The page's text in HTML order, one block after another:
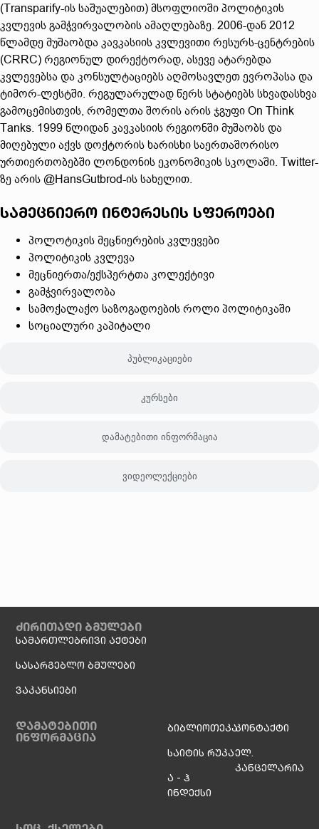
პუბლიკაციები
კურსები
დამატებითი ინფორმაცია
ვიდეოლექციები
(Transparify-ის საშუალებით) მსოფლიოში პოლიტიკის
კვლევის გამჭვირვალობის ამაღლებაზე. 2006-დან 2012
წლამდე მუშაობდა კავკასიის კვლევითი რესურს-ცენტრების
(CRRC) რეგიონულ დირექტორად, ასევე ატარებდა
კვლევებსა და კონსულტაციებს აღმოსავლეთ ევროპასა და
ტიმორ-ლესტში. რეგულარულად წერს სტატიებს სხვადასხვა
გამოცემისთვის, რომელთა შორის არის ჯგუფი On Think
Tanks. 1999 წლიდან კავკასიის რეგიონში მუშაობს და
მიღებული აქვს დოქტორის ხარისხი საერთაშორისო
ურთიერთობებში ლონდონის ეკონომიკის სკოლაში. Twitter-
ზე არის @HansGutbrod-ის სახელით.
სამეცნიერო ინტერესის სფეროები
პოლოტიკის მეცნიერების კვლევები
პოლიტიკის კვლევა
მეცნიერთა/ექსპერტთა კოლექტივი
გამჭვირვალობა
სამოქალაქო საზოგადოების როლი პოლიტიკაში
სოციალური კაპიტალი
ძირითადი ბმულები
სამართლებრივი აქტები
სასარგებლო ბმულები
ვაკანსიები
დამატებითი
ინფორმაცია
ბიბლიოთეკა
საიტის რუკა
ა - ჰ
ინდექსი
კონტაქტი
ელ.
კანცელარია